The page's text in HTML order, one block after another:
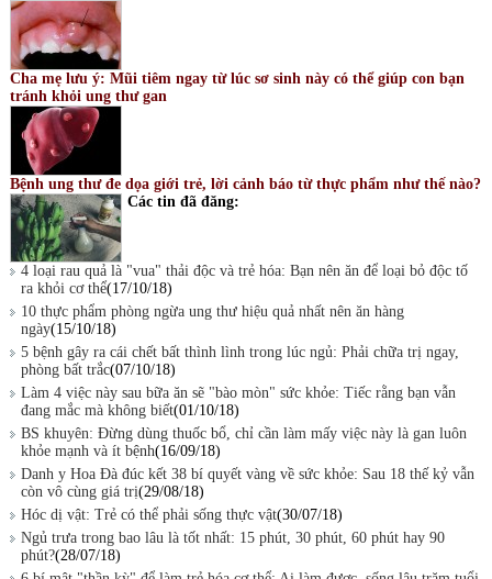
Cha mẹ lưu ý: Mũi tiêm ngay từ lúc sơ sinh này có thể giúp con bạn
tránh khỏi ung thư gan
Bệnh ung thư đe dọa giới trẻ, lời cảnh báo từ thực phẩm như thế nào?
Các tin đã đăng:
4 loại rau quả là "vua" thải độc và trẻ hóa: Bạn nên ăn để loại bỏ độc tố
ra khỏi cơ thể(17/10/18)
10 thực phẩm phòng ngừa ung thư hiệu quả nhất nên ăn hàng
ngày(15/10/18)
5 bệnh gây ra cái chết bất thình lình trong lúc ngủ: Phải chữa trị ngay,
phòng bất trắc(07/10/18)
Làm 4 việc này sau bữa ăn sẽ "bào mòn" sức khỏe: Tiếc rằng bạn vẫn
đang mắc mà không biết(01/10/18)
BS khuyên: Đừng dùng thuốc bổ, chỉ cần làm mấy việc này là gan luôn
khỏe mạnh và ít bệnh(16/09/18)
Danh y Hoa Đà đúc kết 38 bí quyết vàng về sức khỏe: Sau 18 thế kỷ vẫn
còn vô cùng giá trị(29/08/18)
Hóc dị vật: Trẻ có thể phải sống thực vật(30/07/18)
Ngủ trưa trong bao lâu là tốt nhất: 15 phút, 30 phút, 60 phút hay 90
phút?(28/07/18)